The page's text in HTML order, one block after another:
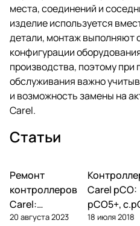
места, соединений и
изделие используется
детали, монтаж выполняют
конфигурации
производства, поэтому при
обслуживания важно
и возможность замены на
Carel.
Статьи
Автоматика и
контроллеры
Ремонт
контроллеров
Carel:
диагностика
20 августа 2023
Carel pCO:
pCO5+,
pCO mini —
18 июля 2018